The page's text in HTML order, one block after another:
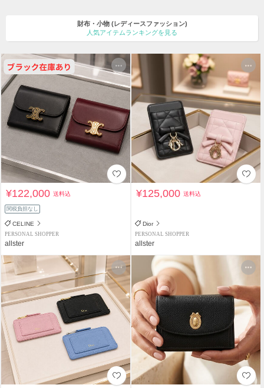
財布・小物 (レディースファッション)
人気アイテムランキングを見る
¥122,000送料込
関税負担なし
CELINE
PERSONAL SHOPPER
allster
¥125,000送料込
Dior
PERSONAL SHOPPER
allster